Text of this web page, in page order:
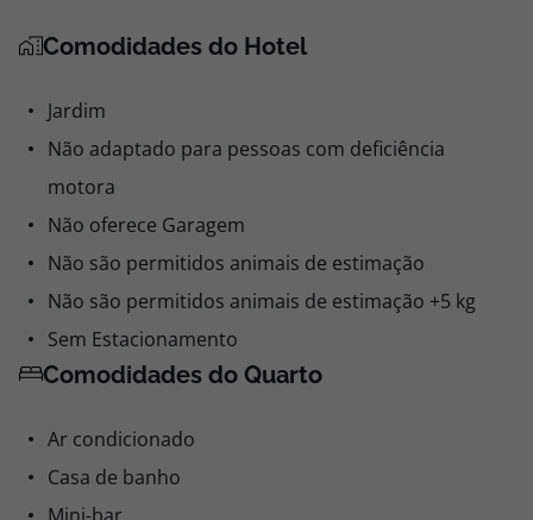
Comodidades do Hotel
Jardim
Não adaptado para pessoas com deficiência
motora
Não oferece Garagem
Não são permitidos animais de estimação
Não são permitidos animais de estimação +5 kg
Sem Estacionamento
Comodidades do Quarto
Ar condicionado
Casa de banho